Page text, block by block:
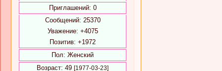
Приглашений: 0
Сообщений: 25370
Уважение: +4075
Позитив: +1972
Пол: Женский
Возраст: 49 [1977-03-23]